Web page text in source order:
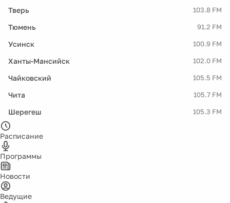
Тверь 103.8 FM
Тюмень 91.2 FM
Усинск 100.9 FM
Ханты-Мансийск 102.0 FM
Чайковский 105.5 FM
Чита 105.7 FM
Шерегеш 105.3 FM
Расписание
Программы
Новости
Ведущие